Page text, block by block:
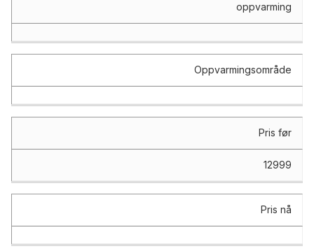
oppvarming
Oppvarmingsområde
Pris før
12999
Pris nå